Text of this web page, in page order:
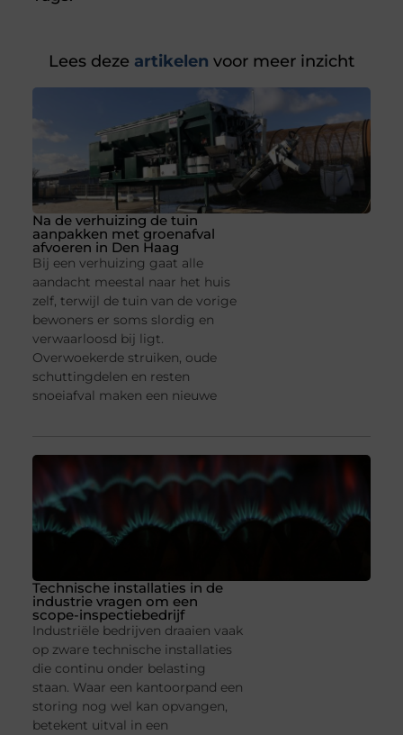
Lees deze artikelen voor meer inzicht
Na de verhuizing de tuin
aanpakken met groenafval
afvoeren in Den Haag
Bij een verhuizing gaat alle
aandacht meestal naar het huis
zelf, terwijl de tuin van de vorige
bewoners er soms slordig en
verwaarloosd bij ligt.
Overwoekerde struiken, oude
schuttingdelen en resten
snoeiafval maken een nieuwe
Technische installaties in de
industrie vragen om een
scope-inspectiebedrijf
Industriële bedrijven draaien vaak
op zware technische installaties
die continu onder belasting
staan. Waar een kantoorpand een
storing nog wel kan opvangen,
betekent uitval in een